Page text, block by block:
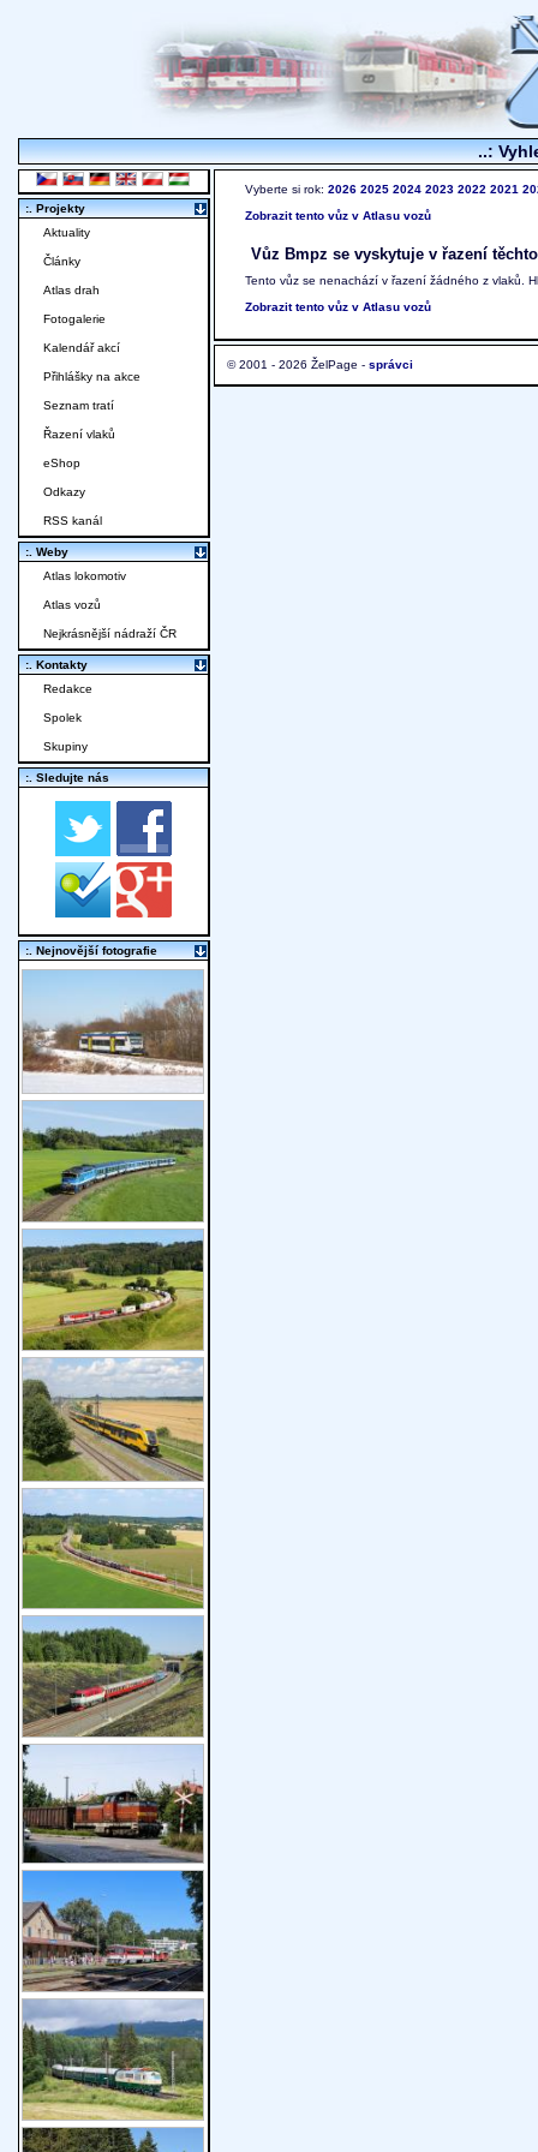
..:
Vyberte si rok: 2026 2025 2024 2023 2022 2021
Zobrazit tento vůz v Atlasu vozů
Vůz Bmpz se vyskytuje v řazení
Tento vůz se nenachází v řazení žádného z vlaků.
Zobrazit tento vůz v Atlasu vozů
© 2001 - 2026 ŽelPage - správci
:. Projekty
Aktuality
Články
Atlas drah
Fotogalerie
Kalendář akcí
Přihlášky na akce
Seznam tratí
Řazení vlaků
eShop
Odkazy
RSS kanál
:. Weby
Atlas lokomotiv
Atlas vozů
Nejkrásnější nádraží ČR
:. Kontakty
Redakce
Spolek
Skupiny
:. Sledujte nás
:. Nejnovější fotografie